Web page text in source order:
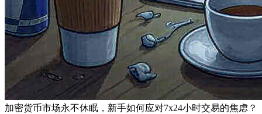
加密货币市场永不休眠，新手如何应对7x24小时交易的焦虑？